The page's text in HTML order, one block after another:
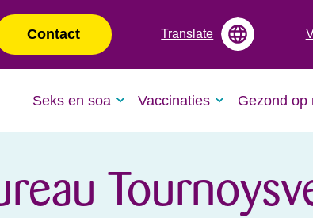
Contact Translate
Seks en soa Vaccinaties Gezond op